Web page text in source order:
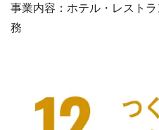
事業内容：ホテル・レスト
務